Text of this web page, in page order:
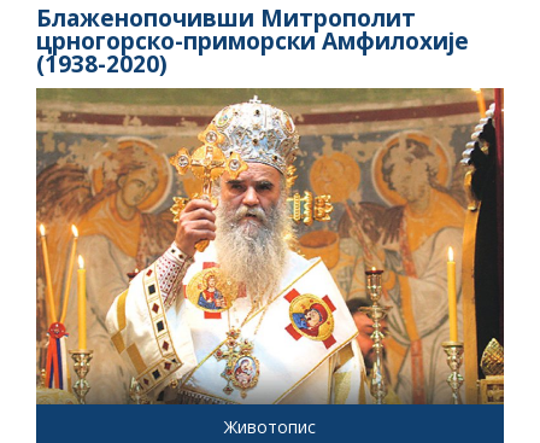
Блаженопочивши Митрополит
црногорско-приморски Амфилохије
(1938-2020)
Животопис